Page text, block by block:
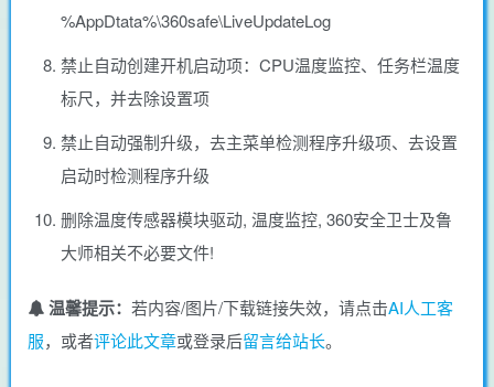
%AppDtata%\360safe\LiveUpdateLog
禁止自动创建开机启动项：CPU温度监控、任务栏温度
标尺，并去除设置项
禁止自动强制升级，去主菜单检测程序升级项、去设置
启动时检测程序升级
删除温度传感器模块驱动, 温度监控, 360安全卫士及鲁
大师相关不必要文件!
温馨提示： 若内容/图片/下载链接失效，请点击AI人工客
服，或者评论此文章或登录后留言给站长。